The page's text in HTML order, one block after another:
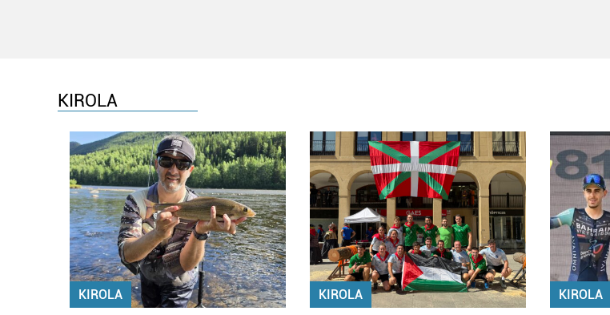
KIROLA
KIROLA KIROLA KIROLA